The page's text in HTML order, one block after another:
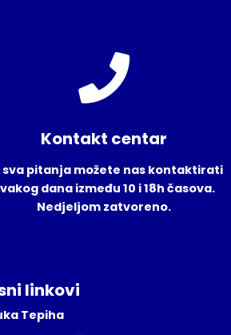
Kontakt centar
sva pitanja možete nas kontaktirati
dana između 10 i 18h časova.
Nedjeljom zatvoreno.
linkovi
Tepiha